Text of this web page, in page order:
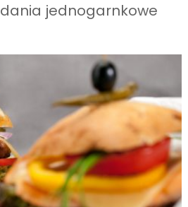
dania jednogarnkowe